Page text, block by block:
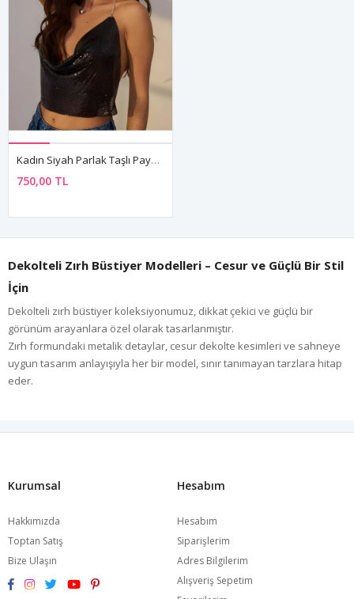
Kadın Siyah Parlak Taşlı Payetli Mini Crop Kayık Yaka Seksi Zincirli Bluz Zırh Büstiyer
750,00 TL
Dekolteli Zırh Büstiyer Modelleri – Cesur ve Güçlü Bir Stil
İçin
Dekolteli zırh büstiyer koleksiyonumuz, dikkat çekici ve güçlü bir
görünüm arayanlara özel olarak tasarlanmıştır.
Zırh formundaki metalik detaylar, cesur dekolte kesimleri ve sahneye
uygun tasarım anlayışıyla her bir model, sınır tanımayan tarzlara hitap
eder.
• Gümüş detaylı zırh büstiyer
• Leopar desenli zırh büstiyer
tasarlanmıştır.
Sahne ve Günlük Stil İçin Uygun
Kurumsal
Hakkımızda
Toptan Satış
Bize Ulaşın
Hesabım
Hesabım
Siparişlerim
Adres Bilgilerim
Alışveriş Sepetim